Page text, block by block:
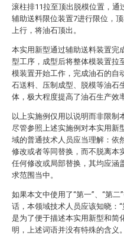
滚柱排11拉至顶出脱模位置，通
辅助送料限位装置7进行限位，
上行，将油石顶出。
本实用新型通过辅助送料装置完
型工序，成型后将整体模装置拉
模装置开始工作，完成油石的自
石送料、压制成型、脱模等油石
体，极大程度提高了油石生产效
以上实施例仅用以说明而非限制
尽管参照上述实施例对本实用新
域的普通技术人员应当理解：依
修改或者等同替换，而不脱离本
任何修改或局部替换，其均应涵
求范围当中。
如果本文中使用了“第一”、“第
话，本领域技术人员应该知晓：“
是为了便于描述本实用新型和简
明，上述词语并没有特殊的含义。